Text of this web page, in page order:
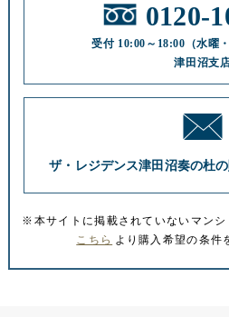
0120-
受付 10:00～18:00 （水曜
津田沼支
※本サイトに掲載されていないマンシ
こちら より購入希望の条件